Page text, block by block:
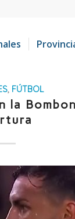
, FÚTBOL
la